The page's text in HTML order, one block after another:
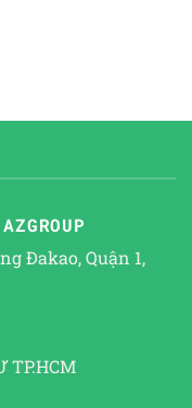
Đakao, Quận 1,
TP.HCM